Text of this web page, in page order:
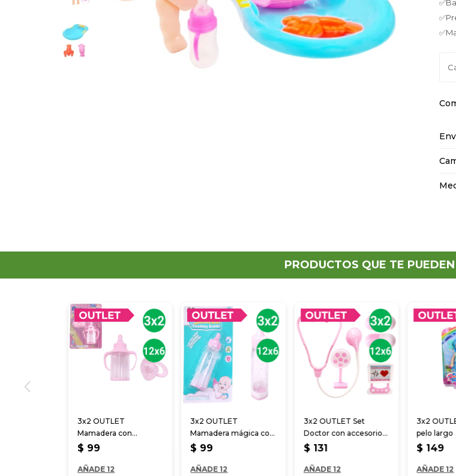
PRODUCTOS QUE TE
3x2 OUTLET
Mamadera con
chupete
$ 99
AÑADE 12
3x2 OUTLET
Mamadera mágica con
leche
$ 99
AÑADE 12
3x2 OUTLET Set
Doctor con accesorios
rosado
$ 131
AÑADE 12
3x2
pelo largo
$ 149
AÑADE 12